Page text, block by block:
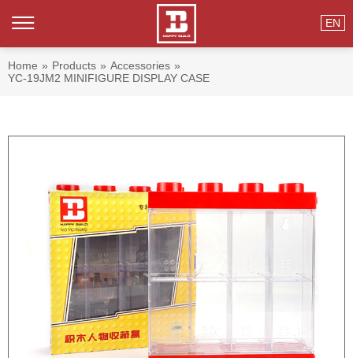
EN
Home » Products » Accessories »
YC-19JM2 MINIFIGURE DISPLAY CASE